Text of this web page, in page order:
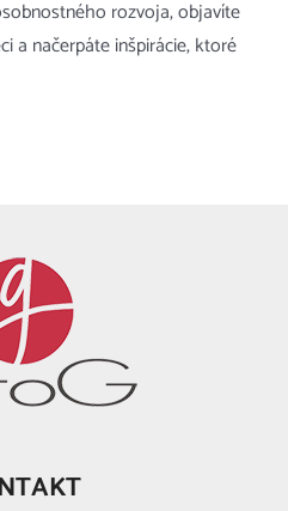
rozvoja, objavíte
a načerpáte inšpirácie, ktoré